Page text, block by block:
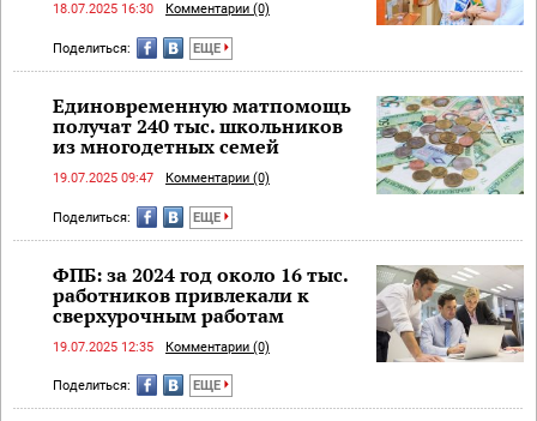
18.07.2025 16:30 Комментарии (0)
Поделиться: ЕЩЕ
Единовременную матпомощь
получат 240 тыс. школьников
из многодетных семей
19.07.2025 09:47 Комментарии (0)
Поделиться: ЕЩЕ
ФПБ: за 2024 год около 16 тыс.
работников привлекали к
сверхурочным работам
19.07.2025 12:35 Комментарии (0)
Поделиться: ЕЩЕ